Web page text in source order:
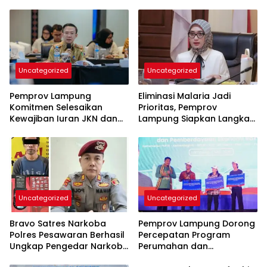
Uncategorized
Pemprov Lampung
Komitmen Selesaikan
Kewajiban Iuran JKN dan
Kepesertaan BPJS
Kesehatan
Uncategorized
Eliminasi Malaria Jadi
Prioritas, Pemprov
Lampung Siapkan Langkah
Uncategorized
Bravo Satres Narkoba
Polres Pesawaran Berhasil
Ungkap Pengedar Narkoba
Uncategorized
Pemprov Lampung Dorong
Percepatan Program
Perumahan dan